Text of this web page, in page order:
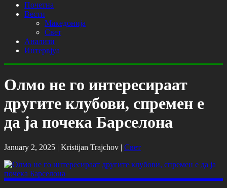
Почетна
Вести
Македонија
Свет
Анализи
Интервјуа
Олмо не го интересираат
другите клубови, спремен е
да ја почека Барселона
January 2, 2025 | Kristijan Trajchov | Свет